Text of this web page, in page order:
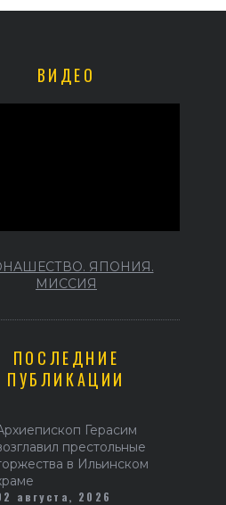
Герасим совершил Литургию в
ВИДЕО
ЯПОНИЯ.
МИССИЯ
ПОСЛЕДНИЕ
ПУБЛИКАЦИИ
Герасим
престольные
в Ильинском
августа, 2026